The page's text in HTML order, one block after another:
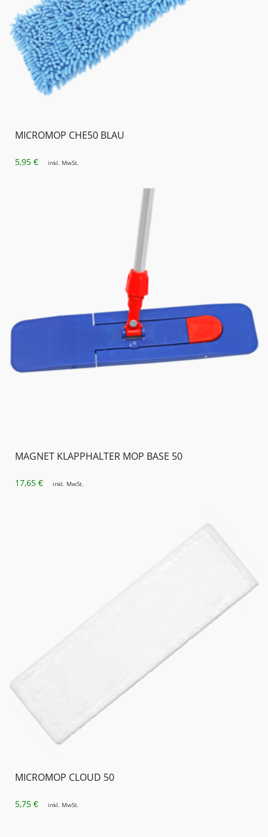
MICROMOP CHE50 BLAU
5,95 € inkl. MwSt.
MAGNET KLAPPHALTER MOP BASE 50
17,65 € inkl. MwSt.
MICROMOP CLOUD 50
5,75 € inkl. MwSt.